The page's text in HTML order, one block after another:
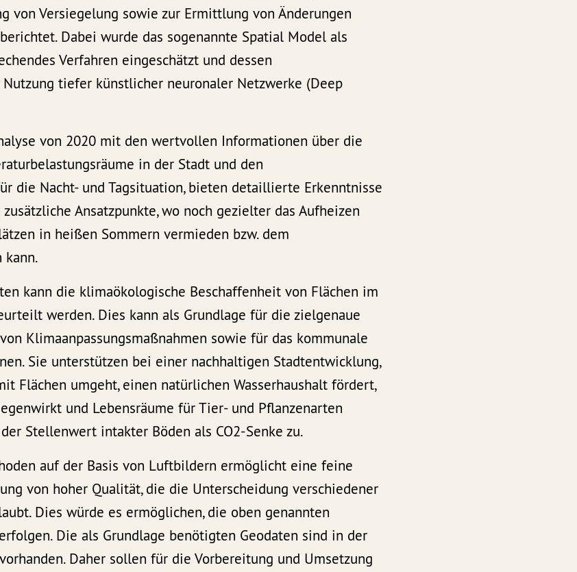
von Versiegelung sowie zur Ermittlung von Änderungen
Dabei wurde das sogenannte Spatial Model als
Verfahren eingeschätzt und dessen
tiefer künstlicher neuronaler Netzwerke (Deep
von 2020 mit den wertvollen Informationen über die
in der Stadt und den
die Nacht- und Tagsituation, bieten detaillierte Erkenntnisse
Ansatzpunkte, wo noch gezielter das Aufheizen
in heißen Sommern vermieden bzw. dem
kann.
kann die klimaökologische Beschaffenheit von Flächen im
werden. Dies kann als Grundlage für die zielgenaue
Klimaanpassungsmaßnahmen sowie für das kommunale
Sie unterstützen bei einer nachhaltigen Stadtentwicklung,
Flächen umgeht, einen natürlichen Wasserhaushalt fördert,
und Lebensräume für Tier- und Pflanzenarten
Stellenwert intakter Böden als CO2-Senke zu.
auf der Basis von Luftbildern ermöglicht eine feine
von hoher Qualität, die die Unterscheidung verschiedener
Dies würde es ermöglichen, die oben genannten
Die als Grundlage benötigten Geodaten sind in der
Daher sollen für die Vorbereitung und Umsetzung